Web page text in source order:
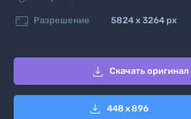
 Разрешение 5824 x 3264 px
 Скачать оригинал
 448 x896